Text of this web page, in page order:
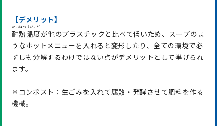
【デメリット】
耐熱
たいねつ
温度
おんど
が他のプラスチックと比べて低いため、スープのよ
うなホットメニューを入れると変形したり、全ての環境で必
ずしも分解するわけではない点がデメリットとして挙げられ
ます。
※コンポスト：生ごみを入れて腐敗・発酵させて肥料を作る
機械。